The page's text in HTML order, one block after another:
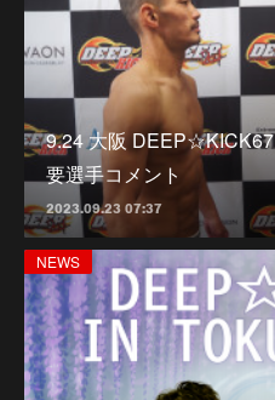
9.24 大阪
要選手コメント
2023.09.23 07:37
NEWS